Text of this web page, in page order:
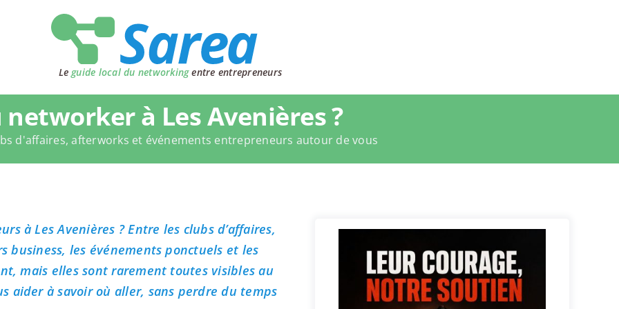
Le guide local du networkingentre entrepreneurs
networker à Les Avenières ?
d'affaires, afterworks et événements entrepreneurs autour de vous
à Les Avenières ? Entre les clubs d’affaires,
business, les événements ponctuels et les
mais elles sont rarement toutes visibles au
aider à savoir où aller, sans perdre du temps